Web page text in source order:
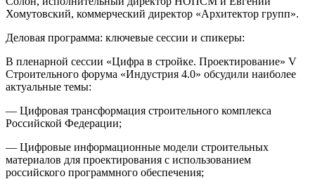
Хомутовский, коммерческий директор «Архитектор групп».
Деловая программа: ключевые сессии и спикеры:
В пленарной сессии «Цифра в стройке. Проектирование» V
Строительного форума «Индустрия 4.0» обсудили наиболее
актуальные темы:
— Цифровая трансформация строительного комплекса
Российской Федерации;
— Цифровые информационные модели строительных
материалов для проектирования с использованием
российского программного обеспечения;